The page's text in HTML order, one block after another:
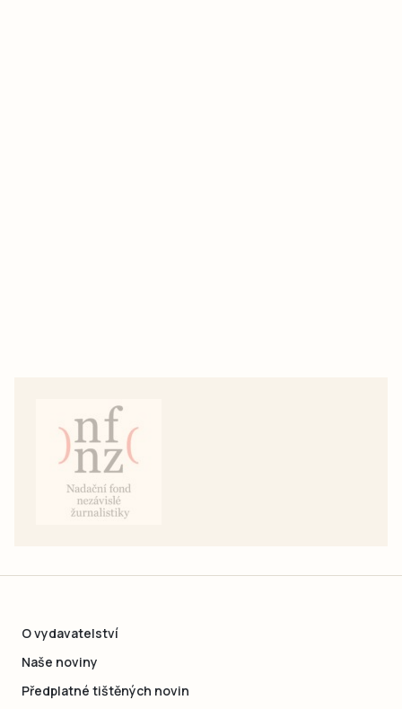
O vydavatelství
Naše noviny
Předplatné tištěných novin